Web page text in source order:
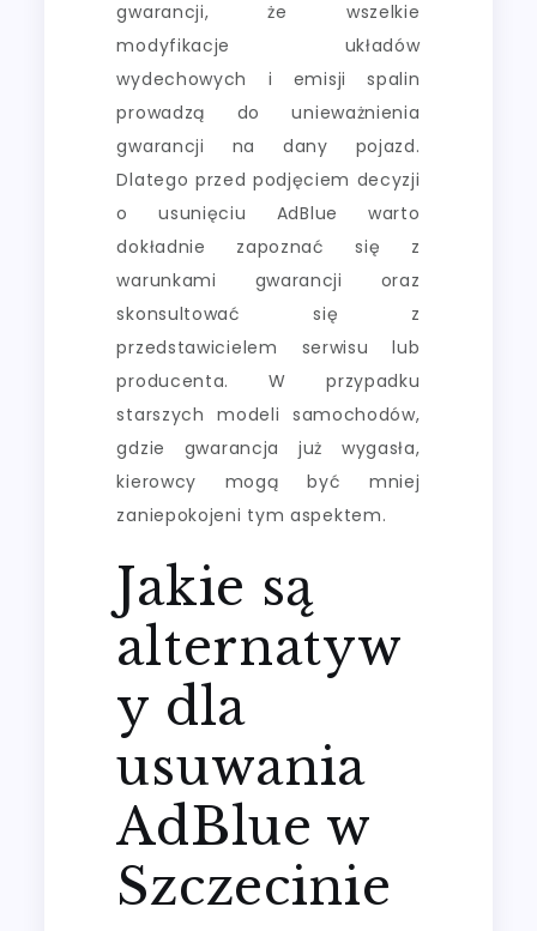
gwarancji, że wszelkie
modyfikacje układów
wydechowych i emisji spalin
prowadzą do unieważnienia
gwarancji na dany pojazd.
Dlatego przed podjęciem decyzji
o usunięciu AdBlue warto
dokładnie zapoznać się z
warunkami gwarancji oraz
skonsultować się z
przedstawicielem serwisu lub
producenta. W przypadku
starszych modeli samochodów,
gdzie gwarancja już wygasła,
kierowcy mogą być mniej
zaniepokojeni tym aspektem.
Jakie są
alternatyw
y dla
usuwania
AdBlue w
Szczecinie